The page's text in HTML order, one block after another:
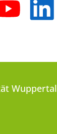
Wuppertal